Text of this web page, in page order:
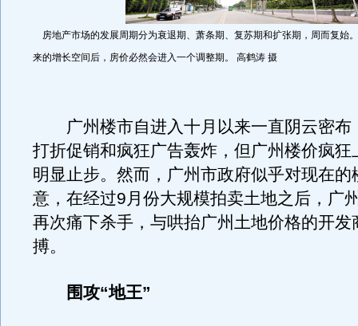
房地产市场的发展周期分为衰退期、萧条期、复苏期和扩张期，周而复始
来的增长空间后，房价必然会进入一个调整期。 高鹤涛 摄
广州楼市自进入十月以来一直阴云密布
打折促销和疯狂广告轰炸，但广州楼价疯狂
明显止步。然而，广州市政府似乎对现在的
意，在经过9月份大规模拍卖土地之后，广
再次痛下杀手，与哄抬广州土地价格的开发
搏。
围攻“地王”